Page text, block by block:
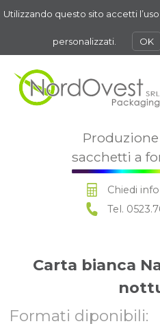
Utilizzando questo sito accetti
personalizzati. OK
Produzione
sacchetti a
Chiedi
Tel.
Carta bianca
Formati diponibili: